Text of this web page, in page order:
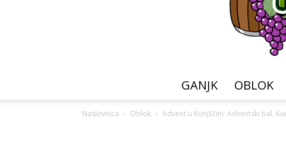
GANJK OBLOK
Naslovnica Oblok Advent u Konjščini: Adventski bal,